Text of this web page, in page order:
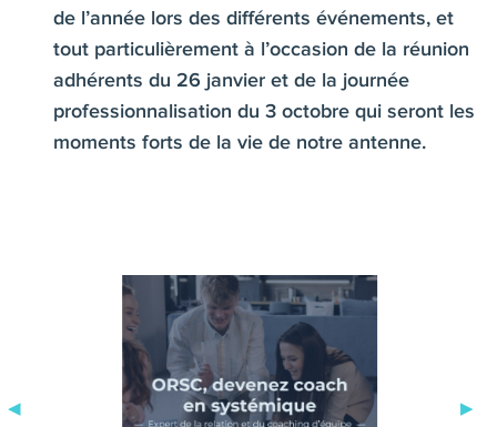
de l’année lors des différents événements, et
tout particulièrement à l’occasion de la réunion
adhérents du 26 janvier et de la journée
professionnalisation du 3 octobre qui seront les
moments forts de la vie de notre antenne.